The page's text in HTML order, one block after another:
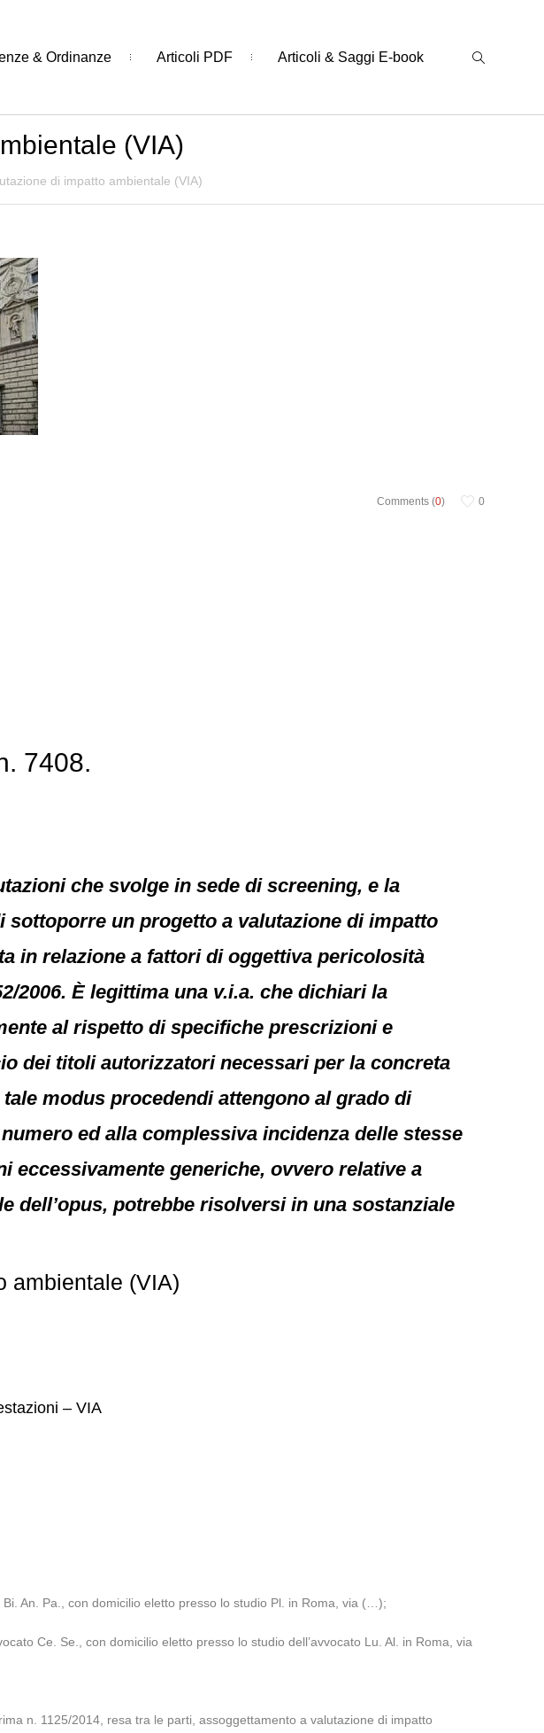
& Ordinanze Articoli PDF Articoli & Saggi E-book
(VIA)
di impatto ambientale (VIA)
Comments (0) 0
7408.
che svolge in sede di screening, e la
un progetto a valutazione di impatto
in relazione a fattori di oggettiva pericolosità
2006. È legittima una v.i.a. che dichiari la
al rispetto di specifiche prescrizioni e
dei titoli autorizzatori necessari per la concreta
modus procedendi attengono al grado di
ed alla complessiva incidenza delle stesse
eccessivamente generiche, ovvero relative a
potrebbe risolversi in una sostanziale
ambientale (VIA)
– VIA
An. Pa., con domicilio eletto presso lo studio Pl. in Roma, via (…);
Ce. Se., con domicilio eletto presso lo studio dell’avvocato Lu. Al. in Roma, via
n. 1125/2014, resa tra le parti, assoggettamento a valutazione di impatto